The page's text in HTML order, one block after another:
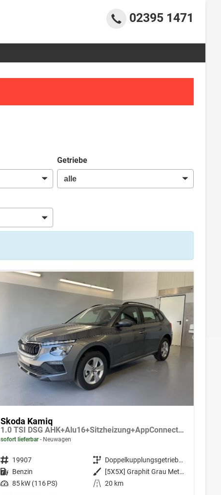
02395 1471
Getriebe
Skoda Kamiq
1.0 TSI DSG AHK+Alu16+Sitzheizung+AppConnect+GV5+LED+Nebel+Klima
sofort lieferbar Neuwagen
Fahrzeugnr. 19907 Getriebe
Doppelkupplungsgetriebe (DSG)
Kraftstoff Benzin Außenfarbe
[5X5X] Graphit Grau Metallic
Leistung 85 kW (116 PS) Kilometerstand 20 km